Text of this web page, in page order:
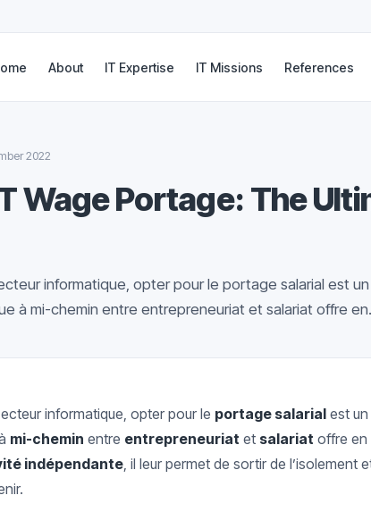
About IT Expertise IT Missions References
2022
Wage Portage: The
informatique, opter pour le portage salarial est
à mi-chemin entre entrepreneuriat et salariat offre
informatique, opter pour le portage salarial est
mi-chemin entre entrepreneuriat et salariat offre en
indépendante, il leur permet de sortir de l’isolement